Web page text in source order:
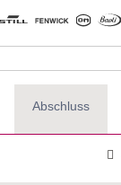
Abschluss